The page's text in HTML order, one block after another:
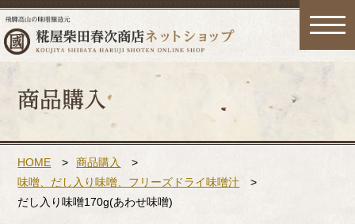
toggle
HOME > 商品購入
>
味噌、だし入り味噌、フリーズドライ味噌汁
>
だし入り味噌170g(あわせ味噌)